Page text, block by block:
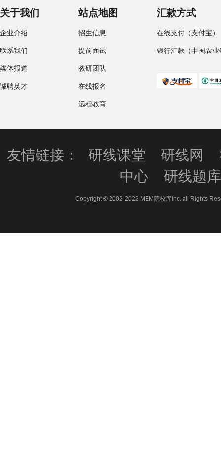
关于我们
企业介绍
联系我们
媒体报道
诚聘英才
站点地图
招生信息
提前面试
教研团队
在线报名
远程教育
汇款方式
在线支付（支付宝）
银行汇款（中国农业
友情链接： 研线课堂 研线网
中心
研线题库
Copyright © 2002-2022 MEM院校库Inc. all Rights